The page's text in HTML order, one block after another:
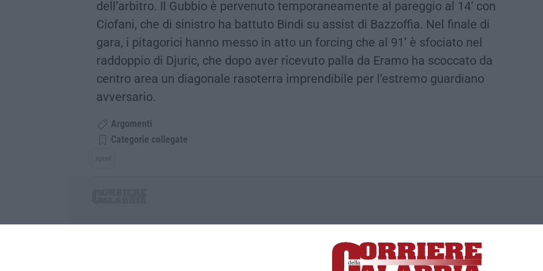
dell’arbitro. Il Gubbio è pervenuto temporaneamente al pareggio al 14’ con
Ciofani, che di sinistro ha battuto Bindi su assist di Bazzoffia. Nel finale di
gara, i pitagorici hanno messo in atto un forcing che al 91’ è sfociato nel
raddoppio di Djuric, che dopo aver ricevuto palla da Eramo ha scoccato da
centro area un diagonale rasoterra imprendibile per l’estremo guardiano
avversario.
Argomenti
Categorie collegate
P.IVA. 03199620794, Via del mare 6/G, S.Eufemia, Lamezia Terme (CZ)
Iscrizione tribunale di Lamezia Terme 5/2011 - Direttore responsabile Paola Militano |Privacy